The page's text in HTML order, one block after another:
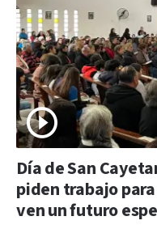
Día de San
piden trabajo
ven un futuro